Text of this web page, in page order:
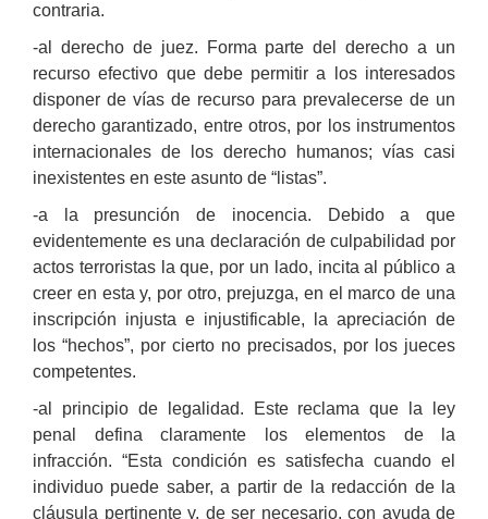
contraria.
-al derecho de juez. Forma parte del derecho a un
recurso efectivo que debe permitir a los interesados
disponer de vías de recurso para prevalecerse de un
derecho garantizado, entre otros, por los instrumentos
internacionales de los derecho humanos; vías casi
inexistentes en este asunto de “listas”.
-a la presunción de inocencia. Debido a que
evidentemente es una declaración de culpabilidad por
actos terroristas la que, por un lado, incita al público a
creer en esta y, por otro, prejuzga, en el marco de una
inscripción injusta e injustificable, la apreciación de
los “hechos”, por cierto no precisados, por los jueces
competentes.
-al principio de legalidad. Este reclama que la ley
penal defina claramente los elementos de la
infracción. “Esta condición es satisfecha cuando el
individuo puede saber, a partir de la redacción de la
cláusula pertinente y, de ser necesario, con ayuda de